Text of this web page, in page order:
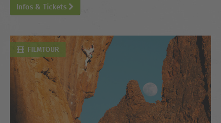
Infos & Tickets
FILMTOUR